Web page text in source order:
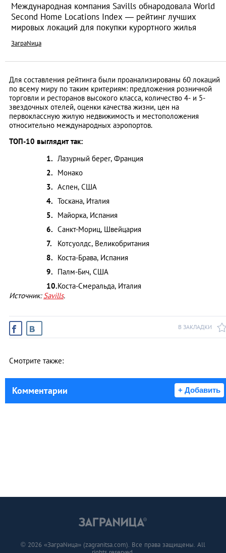
Международная компания Savills обнародовала World
Second Home Locations Index — рейтинг лучших
мировых локаций для покупки курортного жилья
ЗаграNица
Для составления рейтинга были проанализированы 60 локаций
по всему миру по таким критериям: предложения розничной
торговли и ресторанов высокого класса, количество 4- и 5-
звездочных отелей, оценки качества жизни, цен на
первоклассную жилую недвижимость и местоположения
относительно международных аэропортов.
ТОП-10 выглядит так:
Лазурный берег, Франция
Монако
Аспен, США
Тоскана, Италия
Майорка, Испания
Санкт-Мориц, Швейцария
Котсуолдс, Великобритания
Коста-Брава, Испания
Палм-Бич, США
Коста-Смеральда, Италия
Источник:Savills.
В ЗАКЛАДКИ
Смотрите также:
Комментарии + Добавить
© 2026 «ЗаграNица» (zagranitsa.com). Все права защищены. All